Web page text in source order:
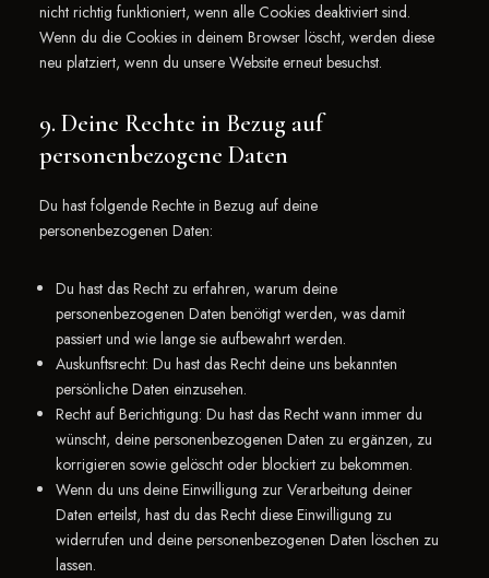
nicht richtig funktioniert, wenn alle Cookies deaktiviert sind.
Wenn du die Cookies in deinem Browser löscht, werden diese
neu platziert, wenn du unsere Website erneut besuchst.
9. Deine Rechte in Bezug auf
personenbezogene Daten
Du hast folgende Rechte in Bezug auf deine
personenbezogenen Daten:
Du hast das Recht zu erfahren, warum deine
personenbezogenen Daten benötigt werden, was damit
passiert und wie lange sie aufbewahrt werden.
Auskunftsrecht: Du hast das Recht deine uns bekannten
persönliche Daten einzusehen.
Recht auf Berichtigung: Du hast das Recht wann immer du
wünscht, deine personenbezogenen Daten zu ergänzen, zu
korrigieren sowie gelöscht oder blockiert zu bekommen.
Wenn du uns deine Einwilligung zur Verarbeitung deiner
Daten erteilst, hast du das Recht diese Einwilligung zu
widerrufen und deine personenbezogenen Daten löschen zu
lassen.